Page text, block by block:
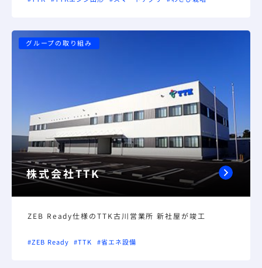
グループの取り組み
株式会社TTK
ZEB Ready仕様のTTK古川営業所 新社屋が竣工
#ZEB Ready #TTK #省エネ設備